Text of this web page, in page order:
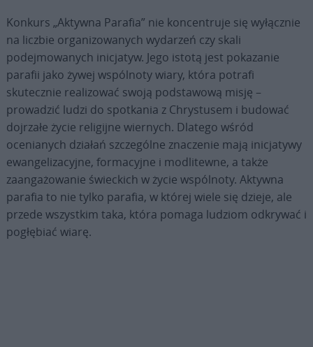
Konkurs „Aktywna Parafia” nie koncentruje się wyłącznie
na liczbie organizowanych wydarzeń czy skali
podejmowanych inicjatyw. Jego istotą jest pokazanie
parafii jako żywej wspólnoty wiary, która potrafi
skutecznie realizować swoją podstawową misję –
prowadzić ludzi do spotkania z Chrystusem i budować
dojrzałe życie religijne wiernych. Dlatego wśród
ocenianych działań szczególne znaczenie mają inicjatywy
ewangelizacyjne, formacyjne i modlitewne, a także
zaangażowanie świeckich w życie wspólnoty. Aktywna
parafia to nie tylko parafia, w której wiele się dzieje, ale
przede wszystkim taka, która pomaga ludziom odkrywać i
pogłębiać wiarę.